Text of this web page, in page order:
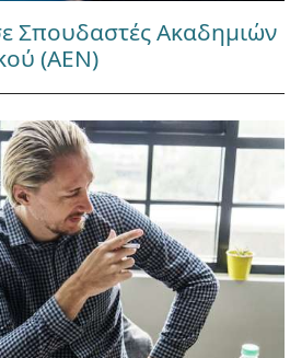
Σπουδαστές Ακαδημιών
(ΑΕΝ)